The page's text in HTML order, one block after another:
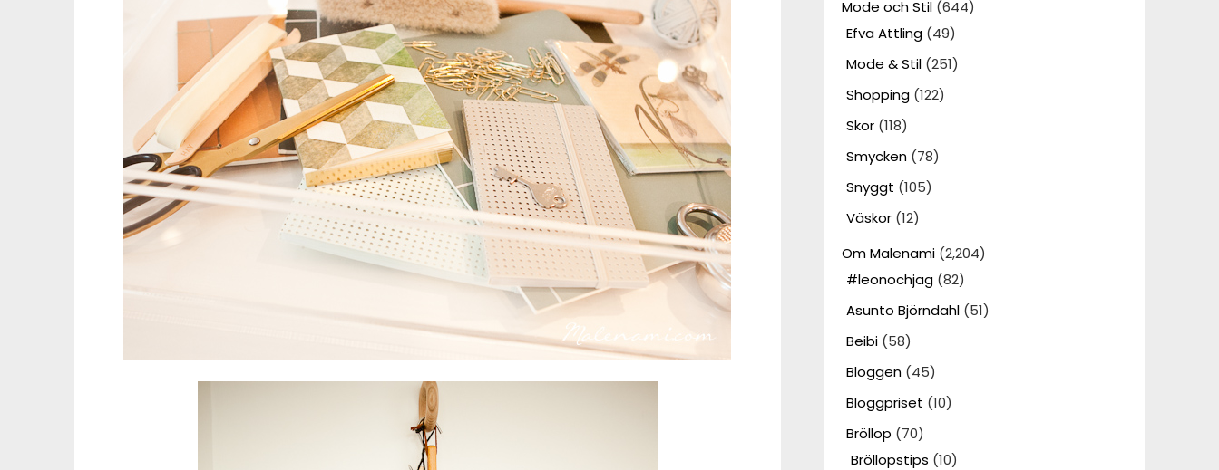
Mode och Stil(644)
Efva Attling(49)
Mode & Stil(251)
Shopping(122)
Skor(118)
Smycken(78)
Snyggt (105)
Väskor(12)
Om Malenami(2,204)
#leonochjag(82)
Asunto Björndahl(51)
Beibi(58)
Bloggen(45)
Bloggpriset (10)
Bröllop (70)
Bröllopstips (10)